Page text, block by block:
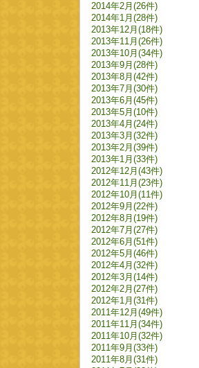
2014年2月(26件)
2014年1月(28件)
2013年12月(18件)
2013年11月(26件)
2013年10月(34件)
2013年9月(28件)
2013年8月(42件)
2013年7月(30件)
2013年6月(45件)
2013年5月(10件)
2013年4月(24件)
2013年3月(32件)
2013年2月(39件)
2013年1月(33件)
2012年12月(43件)
2012年11月(23件)
2012年10月(11件)
2012年9月(22件)
2012年8月(19件)
2012年7月(27件)
2012年6月(51件)
2012年5月(46件)
2012年4月(32件)
2012年3月(14件)
2012年2月(27件)
2012年1月(31件)
2011年12月(49件)
2011年11月(34件)
2011年10月(32件)
2011年9月(33件)
2011年8月(31件)